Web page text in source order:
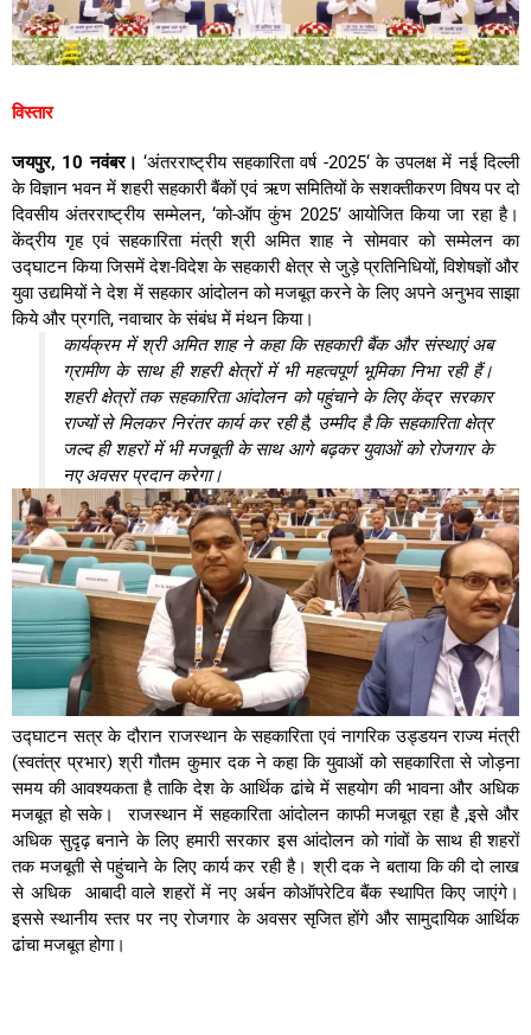
विस्तार
जयपुर, 10 नवंबर। ‘अंतरराष्ट्रीय सहकारिता वर्ष -2025‘ के उपलक्ष में नई दिल्ली
के विज्ञान भवन में शहरी सहकारी बैंकों एवं ऋण समितियों के सशक्तीकरण विषय पर दो
दिवसीय अंतरराष्ट्रीय सम्मेलन, ‘को-ऑप कुंभ 2025’ आयोजित किया जा रहा है।
केंद्रीय गृह एवं सहकारिता मंत्री श्री अमित शाह ने सोमवार को सम्मेलन का
उद्घाटन किया जिसमें देश-विदेश के सहकारी क्षेत्र से जुड़े प्रतिनिधियों, विशेषज्ञों और
युवा उद्यमियों ने देश में सहकार आंदोलन को मजबूत करने के लिए अपने अनुभव साझा
किये और प्रगति, नवाचार के संबंध में मंथन किया।
कार्यक्रम में श्री अमित शाह ने कहा कि सहकारी बैंक और संस्थाएं अब
ग्रामीण के साथ ही शहरी क्षेत्रों में भी महत्वपूर्ण भूमिका निभा रही हैं।
शहरी क्षेत्रों तक सहकारिता आंदोलन को पहुंचाने के लिए केंद्र सरकार
राज्यों से मिलकर निरंतर कार्य कर रही है, उम्मीद है कि सहकारिता क्षेत्र
जल्द ही शहरों में भी मजबूती के साथ आगे बढ़कर युवाओं को रोजगार के
नए अवसर प्रदान करेगा।
उद्घाटन सत्र के दौरान राजस्थान के सहकारिता एवं नागरिक उड्डयन राज्य मंत्री
(स्वतंत्र प्रभार) श्री गौतम कुमार दक ने कहा कि युवाओं को सहकारिता से जोड़ना
समय की आवश्यकता है ताकि देश के आर्थिक ढांचे में सहयोग की भावना और अधिक
मजबूत हो सके। राजस्थान में सहकारिता आंदोलन काफी मजबूत रहा है ,इसे और
अधिक सुदृढ़ बनाने के लिए हमारी सरकार इस आंदोलन को गांवों के साथ ही शहरों
तक मजबूती से पहुंचाने के लिए कार्य कर रही है। श्री दक ने बताया कि की दो लाख
से अधिक आबादी वाले शहरों में नए अर्बन कोऑपरेटिव बैंक स्थापित किए जाएंगे।
इससे स्थानीय स्तर पर नए रोजगार के अवसर सृजित होंगे और सामुदायिक आर्थिक
ढांचा मजबूत होगा।